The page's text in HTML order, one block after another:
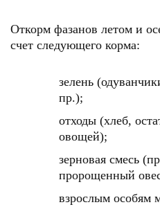
Откорм фазанов летом и
счет следующего корма:
зелень
пр.);
отходы (хлеб,
овощей);
зерновая смесь
пророщенный
взрослым особям